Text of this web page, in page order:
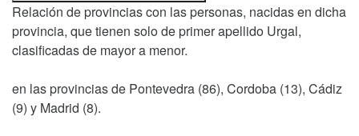
Relación de provincias con las personas, nacidas en dicha
provincia, que tienen solo de primer apellido Urgal,
clasificadas de mayor a menor.
en las provincias de Pontevedra (86), Cordoba (13), Cádiz
(9) y Madrid (8).